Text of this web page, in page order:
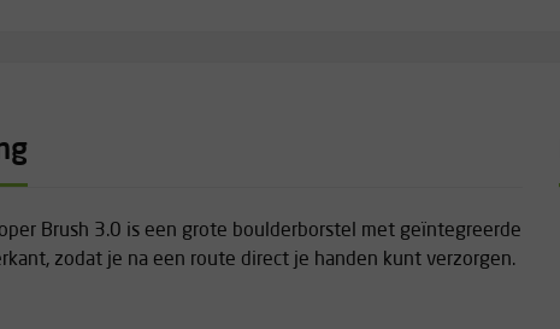
Brush 3.0 is een grote boulderborstel met geïntegreerde
zodat je na een route direct je handen kunt verzorgen.